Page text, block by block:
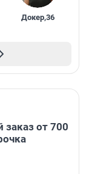
Докер,36
заказ от 700